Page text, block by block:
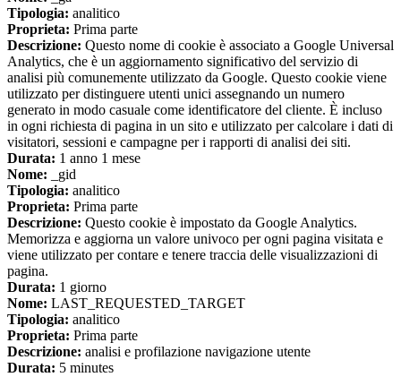
Tipologia: analitico
Proprieta: Prima parte
Descrizione: Questo nome di cookie è associato a Google Universal
Analytics, che è un aggiornamento significativo del servizio di
analisi più comunemente utilizzato da Google. Questo cookie viene
utilizzato per distinguere utenti unici assegnando un numero
generato in modo casuale come identificatore del cliente. È incluso
in ogni richiesta di pagina in un sito e utilizzato per calcolare i dati di
visitatori, sessioni e campagne per i rapporti di analisi dei siti.
Durata: 1 anno 1 mese
Nome: _gid
Tipologia: analitico
Proprieta: Prima parte
Descrizione: Questo cookie è impostato da Google Analytics.
Memorizza e aggiorna un valore univoco per ogni pagina visitata e
viene utilizzato per contare e tenere traccia delle visualizzazioni di
pagina.
Durata: 1 giorno
Nome: LAST_REQUESTED_TARGET
Tipologia: analitico
Proprieta: Prima parte
Descrizione: analisi e profilazione navigazione utente
Durata: 5 minutes